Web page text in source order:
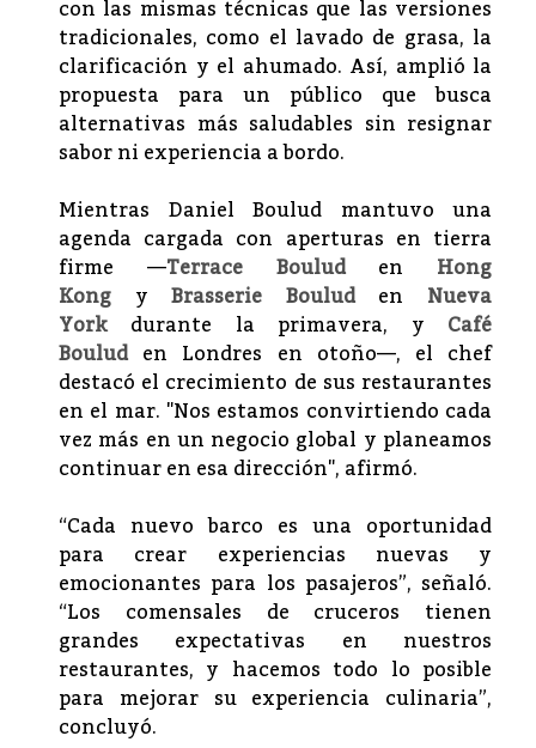
con las mismas técnicas que las versiones
tradicionales, como el lavado de grasa, la
clarificación y el ahumado. Así, amplió la
propuesta para un público que busca
alternativas más saludables sin resignar
sabor ni experiencia a bordo.
Mientras Daniel Boulud mantuvo una
agenda cargada con aperturas en tierra
firme —Terrace Bouluden Hong
Kong yBrasserie Boulud en Nueva
Yorkdurante la primavera, y Café
Bouluden Londres en otoño—, el chef
destacó el crecimiento de sus restaurantes
en el mar. "Nos estamos convirtiendo cada
vez más en un negocio global y planeamos
continuar en esa dirección", afirmó.
“Cada nuevo barco es una oportunidad
para crear experiencias nuevas y
emocionantes para los pasajeros”, señaló.
“Los comensales de cruceros tienen
grandes expectativas en nuestros
restaurantes, y hacemos todo lo posible
para mejorar su experiencia culinaria”,
concluyó.